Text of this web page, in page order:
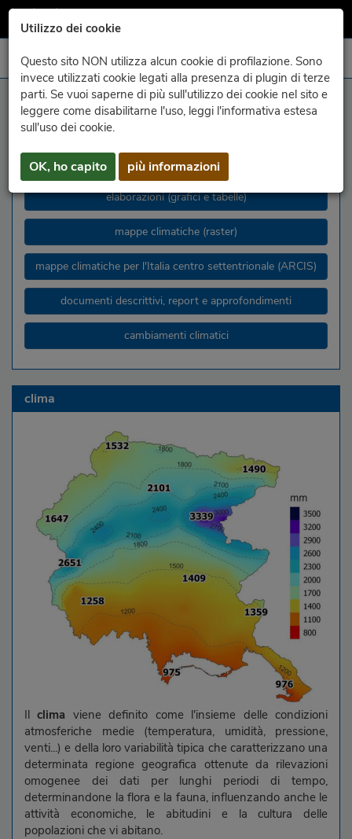
Utilizzo dei cookie
Questo sito NON utilizza alcun cookie di profilazione. Sono
invece utilizzati cookie legati alla presenza di plugin di terze
parti. Se vuoi saperne di più sull'utilizzo dei cookie nel sito e
leggere come disabilitarne l'uso, leggi l'informativa estesa
sull'uso dei cookie.
OK, ho capito più informazioni
selezionâ
scelte disponibili
elaborazioni (grafici e tabelle)
mappe climatiche (raster)
mappe climatiche per l'Italia centro settentrionale (ARCIS)
documenti descrittivi, report e approfondimenti
cambiamenti climatici
clima
Ilclima viene definito come l'insieme delle condizioni
atmosferiche medie (temperatura, umidità, pressione,
venti...) e della loro variabilità tipica che caratterizzano una
determinata regione geografica ottenute da rilevazioni
omogenee dei dati per lunghi periodi di tempo,
determinandone la flora e la fauna, influenzando anche le
attività economiche, le abitudini e la cultura delle
popolazioni che vi abitano.